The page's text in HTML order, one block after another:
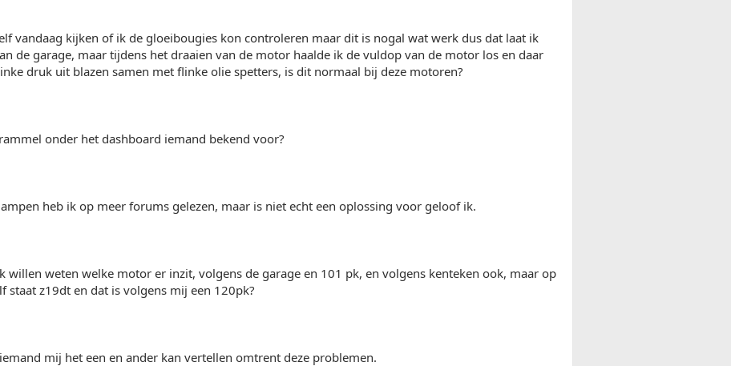
vandaag kijken of ik de gloeibougies kon controleren maar dit is nogal wat werk dus dat laat ik
de garage, maar tijdens het draaien van de motor haalde ik de vuldop van de motor los en daar
druk uit blazen samen met flinke olie spetters, is dit normaal bij deze motoren?
onder het dashboard iemand bekend voor?
heb ik op meer forums gelezen, maar is niet echt een oplossing voor geloof ik.
willen weten welke motor er inzit, volgens de garage en 101 pk, en volgens kenteken ook, maar op
staat z19dt en dat is volgens mij een 120pk?
mij het een en ander kan vertellen omtrent deze problemen.